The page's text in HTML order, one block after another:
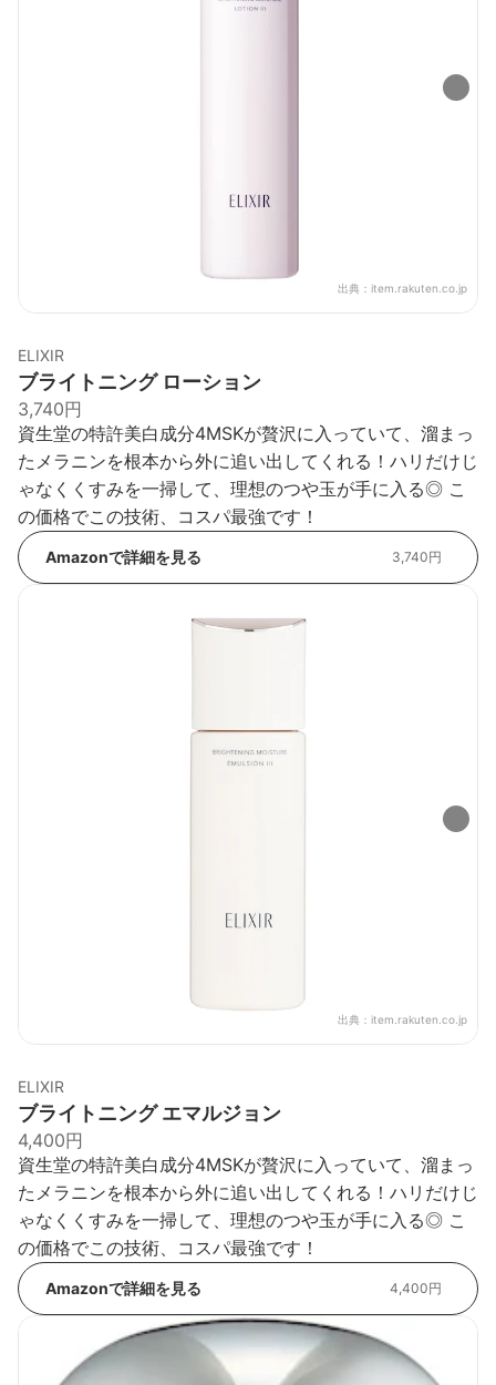
出典： item.rakuten.co.jp
ELIXIR
ブライトニング ローション
3,740円
資生堂の特許美白成分4MSKが贅沢に入っていて、溜まっ
たメラニンを根本から外に追い出してくれる！ハリだけじ
ゃなくくすみを一掃して、理想のつや玉が手に入る◎ こ
の価格でこの技術、コスパ最強です！
Amazonで詳細を見る 3,740円
出典： item.rakuten.co.jp
ELIXIR
ブライトニング エマルジョン
4,400円
資生堂の特許美白成分4MSKが贅沢に入っていて、溜まっ
たメラニンを根本から外に追い出してくれる！ハリだけじ
ゃなくくすみを一掃して、理想のつや玉が手に入る◎ こ
の価格でこの技術、コスパ最強です！
Amazonで詳細を見る 4,400円